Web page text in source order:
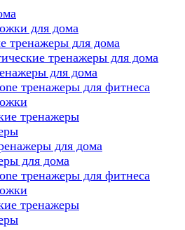
для дома
тренажеры для дома
тренажеры для дома
для дома
тренажеры для фитнеса
тренажеры
для дома
для дома
тренажеры для фитнеса
тренажеры